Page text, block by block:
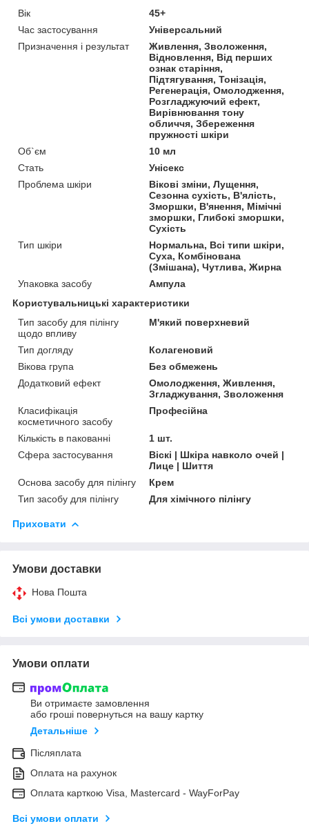
Вік
45+
Час застосування
Універсальний
Призначення і результат
Живлення, Зволоження,
Відновлення, Від перших
ознак старіння,
Підтягування, Тонізація,
Регенерація, Омолодження,
Розгладжуючий ефект,
Вирівнювання тону
обличчя, Збереження
пружності шкіри
Об`єм
10 мл
Стать
Унісекс
Проблема шкіри
Вікові зміни, Лущення,
Сезонна сухість, В'ялість,
Зморшки, В'янення, Мімічні
зморшки, Глибокі зморшки,
Сухість
Тип шкіри
Нормальна, Всі типи шкіри,
Суха, Комбінована
(Змішана), Чутлива, Жирна
Упаковка засобу
Ампула
Користувальницькі характеристики
Тип засобу для пілінгу
щодо впливу
М'який поверхневий
Тип догляду
Колагеновий
Вікова група
Без обмежень
Додатковий ефект
Омолодження, Живлення,
Згладжування, Зволоження
Класифікація
косметичного засобу
Професійна
Кількість в пакованні
1 шт.
Сфера застосування
Віскі | Шкіра навколо очей |
Лице | Шиття
Основа засобу для пілінгу
Крем
Тип засобу для пілінгу
Для хімічного пілінгу
Приховати
Умови доставки
Нова Пошта
Всі умови доставки
Умови оплати
Ви отримаєте замовлення
або гроші повернуться на вашу картку
Детальніше
Післяплата
Оплата на рахунок
Оплата карткою Visa, Mastercard - WayForPay
Всі умови оплати